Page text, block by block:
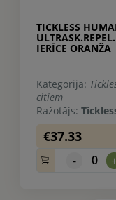
TICKLESS
ULTRASK.REPEL.
IERĪCE ORANŽA
Kategorija:
citiem
Ražotājs:
€37.33
- 0